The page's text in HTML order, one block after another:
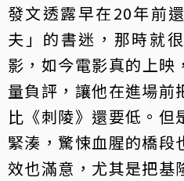
發文透露早在20年前
夫」的書迷，那時就
影，如今電影真的上
量負評，讓他在進場前
比《刺陵》還要低。但
緊湊，驚悚血腥的橋段
效也滿意，尤其是把基